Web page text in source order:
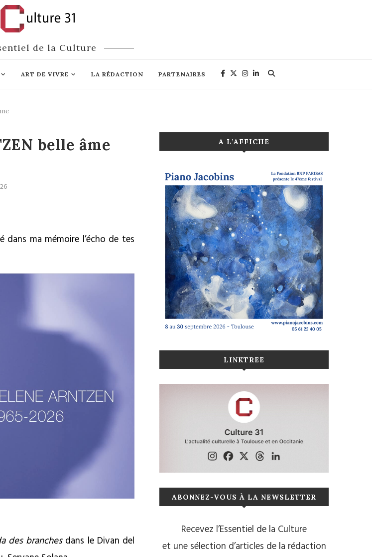
de la Culture
ART DE VIVRE LA RÉDACTION PARTENAIRES
belle âme
ma mémoire l’écho de tes
des branchesdans le Divan del
A L’AFFICHE
LINKTREE
ABONNEZ-VOUS À LA NEWSLETTER
Recevez l’Essentiel de la Culture
et une sélection d’articles de la rédaction